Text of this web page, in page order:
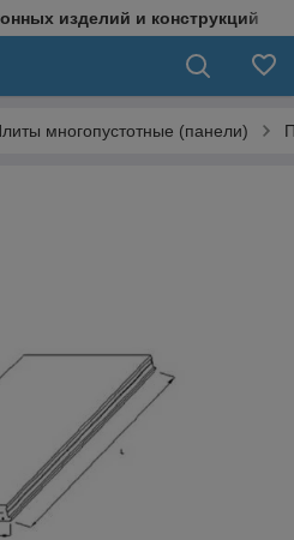
изделий и конструкций
многопустотные (панели)